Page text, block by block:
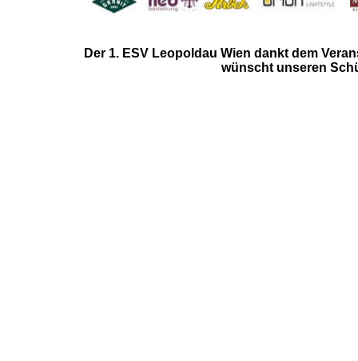
Der 1. ESV Leopoldau Wien dankt dem
wünscht unseren